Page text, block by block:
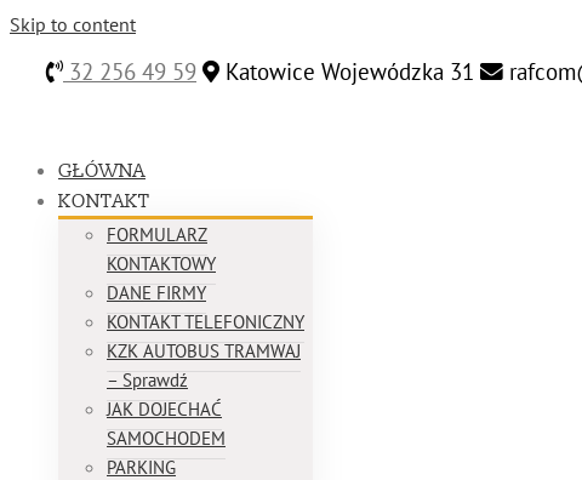
Skip to content
32 256 49 59 Katowice Wojewódzka 31
GŁÓWNA
KONTAKT
FORMULARZ
KONTAKTOWY
DANE FIRMY
KONTAKT TELEFONICZNY
KZK AUTOBUS TRAMWAJ
– Sprawdź
JAK DOJECHAĆ
SAMOCHODEM
PARKING